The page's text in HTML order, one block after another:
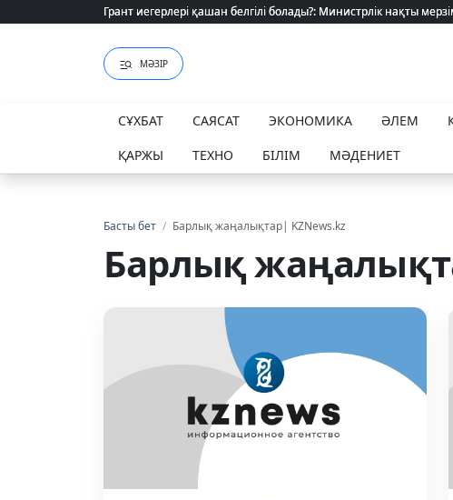
МӘЗІР
СҰХБАТ САЯСАТ ЭКОНОМИКА ӘЛЕМ
ҚАРЖЫ
ТЕХНО БІЛІМ МӘДЕНИЕТ
Басты бет / Барлық жаңалықтар| KZNews.kz
Барлық